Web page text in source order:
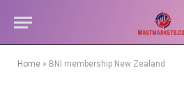
Home » BNI membership New Zealand